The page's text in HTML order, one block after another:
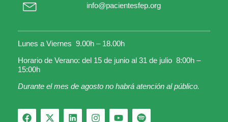
info@pacientesfep.org
Lunes a Viernes 9.00h – 18.00h
Horario de Verano: del 15 de junio al 31 de julio 8:00h –
15:00h
Durante el mes de agosto no habrá atención al público.